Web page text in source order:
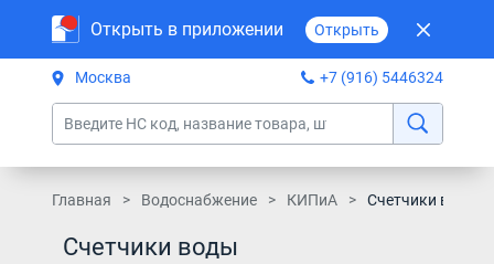
Открыть в приложении Открыть
Москва +7 (916) 5446324
Главная Водоснабжение КИПиА Счетчики воды
Счетчики воды